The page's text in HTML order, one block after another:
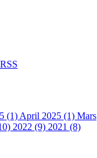
RSS
(1) April 2025 (1) Mars
2022 (9) 2021 (8)